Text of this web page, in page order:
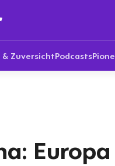
ZuversichtPodcasts